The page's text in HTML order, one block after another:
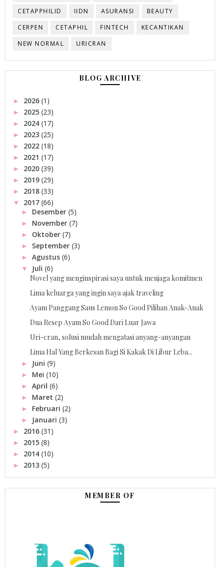
CETAPPHILID
IIDN ASURANSI
BEAUTY
CERPEN
CETAPHIL FINTECH
KECANTIKAN
NEW NORMAL
URICRAN
BLOG ARCHIVE
► 2026 (1)
► 2025 (23)
► 2024 (17)
► 2023 (25)
► 2022 (18)
► 2021 (17)
► 2020 (39)
► 2019 (29)
► 2018 (33)
▼ 2017 (66)
► Desember (5)
► November (7)
► Oktober (7)
► September (3)
► Agustus (6)
▼ Juli (6)
Novel yang menginspirasi saya untuk menjaga komitmen
Lima keluarga yang ingin saya ajak traveling
Ayam Panggang Saus Lemon So Good Pilihan Anak-Anak
Dua Resep Ayam So Good Dari Luar Jawa
Uri-cran, solusi mudah mengatasi anyang-anyangan
Lima Hal Yang Berkesan Bagi Si Kakak Di Libur Leba...
► Juni (9)
► Mei (10)
► April (6)
► Maret (2)
► Februari (2)
► Januari (3)
► 2016 (31)
► 2015 (8)
► 2014 (10)
► 2013 (5)
MEMBER OF